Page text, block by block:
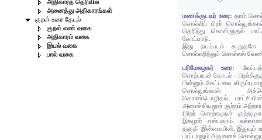
அதிகாரத் தெரிவில்
அனைத்து அதிகாரங்கள்
குறள்-உரை தேடல்
குறள் எண் வகை
அதிகாரம் வகை
இயல் வகை
பால் வகை
மணக்குடவர் உரை:தாம்
சொல்லிப் பிறர்
தெரிந்து கொள்ளுதல்
கோட்பாடு.
இது நயம்படக்
சொல்லறிந்தும் சொல்லல்
பரிமேலழகர் உரை:
சொற்பயன் கோடல் -
பின்னும் கேட்டலை
சொல்லுங்கால்
கொண்டொழிதல்;
அமைச்சியலுள் குற்றம்
(பிறர் சொற்களுள்
இகழார் என்பதாம்.
தகுதி இன்மையின், இதுவும்
பாட்டானும் அதனைச்